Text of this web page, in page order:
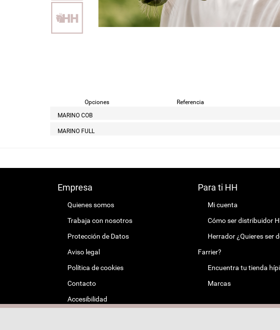
Opciones
Referencia
MARINO COB
MARINO FULL
Empresa
Quienes somos
Trabaja con nosotros
Protección de Datos
Aviso legal
Política de cookies
Contacto
Accesibilidad
Para ti HH
Mi cuenta
Cómo ser distribuidor
Herrador ¿Quieres ser
Farrier?
Encuentra tu tienda
Marcas